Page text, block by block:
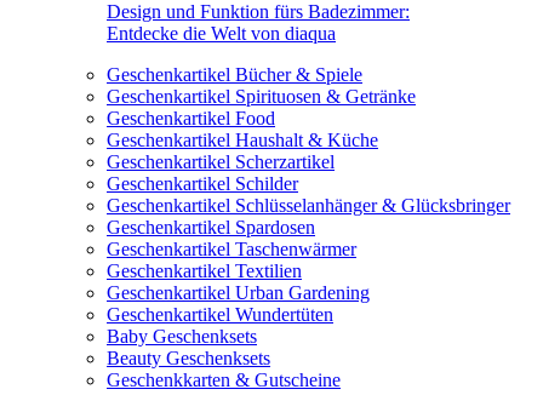
Design und Funktion fürs Badezimmer:
Entdecke die Welt von diaqua
Geschenkartikel Bücher & Spiele
Geschenkartikel Spirituosen & Getränke
Geschenkartikel Food
Geschenkartikel Haushalt & Küche
Geschenkartikel Scherzartikel
Geschenkartikel Schilder
Geschenkartikel Schlüsselanhänger & Glücksbringer
Geschenkartikel Spardosen
Geschenkartikel Taschenwärmer
Geschenkartikel Textilien
Geschenkartikel Urban Gardening
Geschenkartikel Wundertüten
Baby Geschenksets
Beauty Geschenksets
Geschenkkarten & Gutscheine